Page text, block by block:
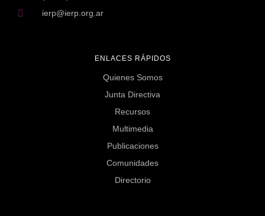
ENLACES RÁPIDOS
Quienes Somos
Junta Directiva
Recursos
Multimedia
Publicaciones
Comunidades
Directorio
ierp@ierp.org.ar